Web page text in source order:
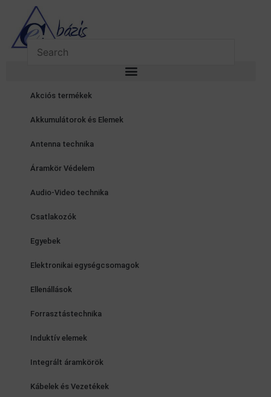
content
Akciós termékek
Akkumulátorok és Elemek
Antenna technika
Áramkör Védelem
Audio-Video technika
Csatlakozók
Egyebek
Elektronikai egységcsomagok
Ellenállások
Forrasztástechnika
Induktív elemek
Integrált áramkörök
Kábelek és Vezetékek